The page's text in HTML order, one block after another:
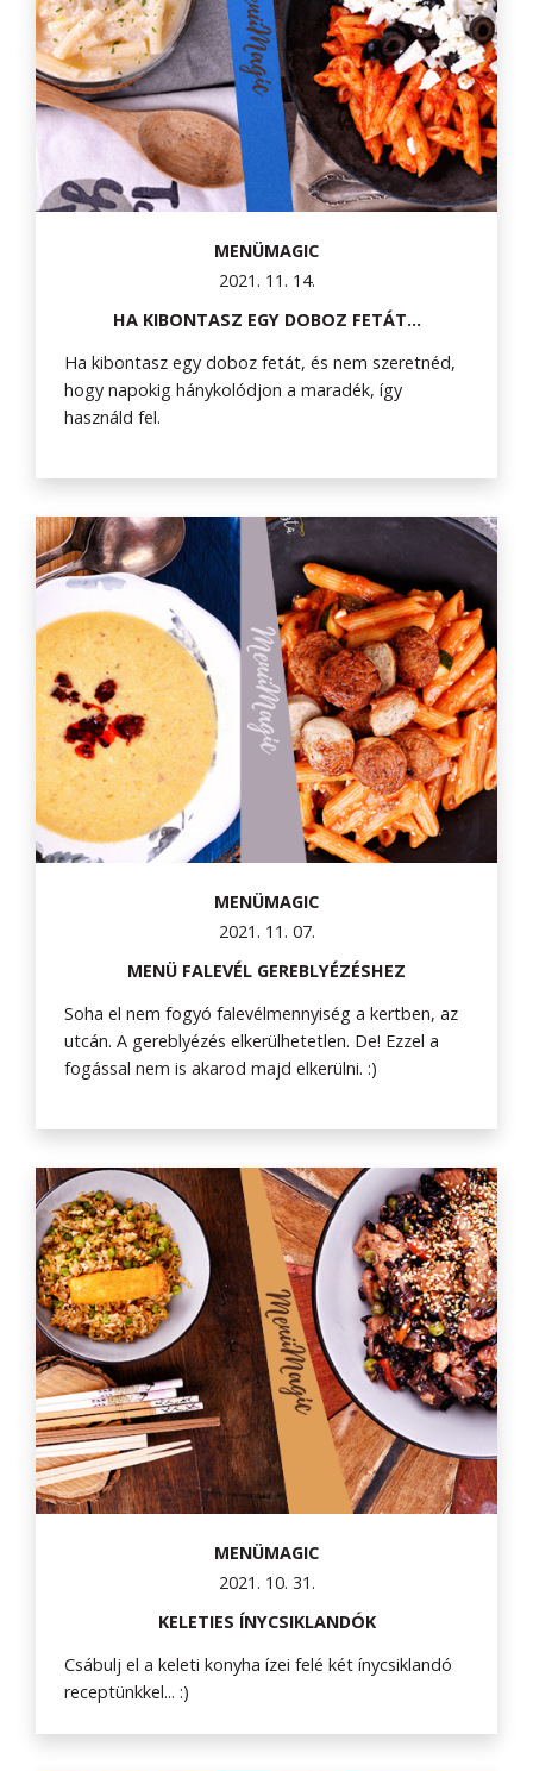
MENÜMAGIC
2021. 11. 14.
HA KIBONTASZ EGY DOBOZ FETÁT...
Ha kibontasz egy doboz fetát, és nem szeretnéd,
hogy napokig hánykolódjon a maradék, így
használd fel.
MENÜMAGIC
2021. 11. 07.
MENÜ FALEVÉL GEREBLYÉZÉSHEZ
Soha el nem fogyó falevélmennyiség a kertben, az
utcán. A gereblyézés elkerülhetetlen. De! Ezzel a
fogással nem is akarod majd elkerülni. :)
MENÜMAGIC
2021. 10. 31.
KELETIES ÍNYCSIKLANDÓK
Csábulj el a keleti konyha ízei felé két ínycsiklandó
receptünkkel... :)